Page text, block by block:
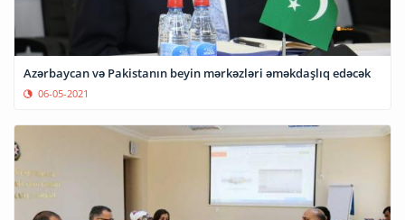
Azərbaycan və Pakistanın beyin mərkəzləri əməkdaşlıq edəcək
06-05-2021